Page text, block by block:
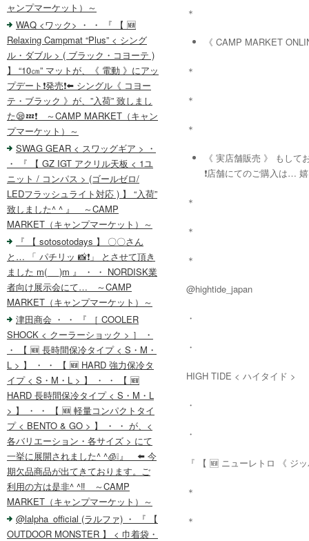
＊
《 CAMP MARKET
＊
＊
＊
《 実店舗販売 》 もし
❗️店舗にてのご購入は…
＊
＊
＊
@hightide_japan
・
・
HIGH TIDE < ハイタイド >
・
・
『 【 🆕 ニューレトロ 《 ジ
＊
＊
ャンプマーケット）～
WAQ <ワック> ・ ・ 『 【 🆕
Relaxing Campmat “Plus” < シング
ル・ダブル > ( ブラック・コヨーテ )
】 “10㎝” マットが、《 電動 》にアッ
プデート❗️発売❗️⬅️ シングル《 コヨー
テ・ブラック 》が、”入荷” 致しまし
た😪💤❗️ ～CAMP MARKET（キャン
プマーケット）～
SWAG GEAR < スワッグギア > ・
・ 『 【 GZ IGT アクリル天板 < 1ユ
ニット / コンパス > (ゴールゼロ/
LEDフラッシュライト対応 ) 】 “入荷”
致しました^ ^ 』 ～CAMP
MARKET（キャンプマーケット）～
『 【 sotosotodays 】 〇〇さん
と… 「 パチリッ 📸❗️」 とさせて頂き
ました m(_ _)m 』 ・ ・ NORDISK業
者向け展示会にて… ～CAMP
MARKET（キャンプマーケット）～
津田商会 ・ ・ 『 ［ COOLER
SHOCK < クーラーショック > ］ ・
・ 【 🆕 長時間保冷タイプ < S・M・
L > 】 ・ ・ 【 🆕 HARD 強力保冷タ
イプ < S・M・L > 】 ・ ・ 【 🆕
HARD 長時間保冷タイプ < S・M・L
> 】 ・ ・ 【 🆕 軽量コンパクトタイ
プ < BENTO & GO > 】 ・ ・ が、<
各バリエーション・各サイズ > にて
一挙に展開されました^ ^🧊❕』 ⬅️ 今
期欠品商品が出てきております。ご
利用の方は是非^ ^‼️ ～CAMP
MARKET（キャンプマーケット）～
@lalpha_official (ラルファ) ・ 『 【
OUTDOOR MONSTER 】 < 巾着袋・